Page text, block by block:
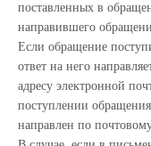
поставленных в
направившего
Если обращение
ответ на него
адресу электронной
поступлении
направлен по